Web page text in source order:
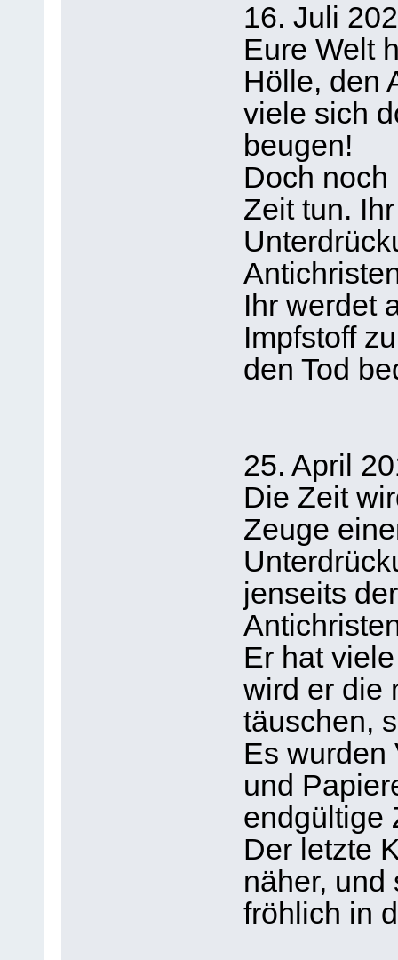
16. Juli
Eure Welt
Hölle, den
viele sich
beugen!
Doch
Zeit tun.
Ihr werdet
Impfstoff
den Tod
25. April
Die Zeit
Zeuge
jenseits
Er hat
wird er die
täuschen,
Es wurden
und
endgültige
Der letzte
näher, und
fröhlich in